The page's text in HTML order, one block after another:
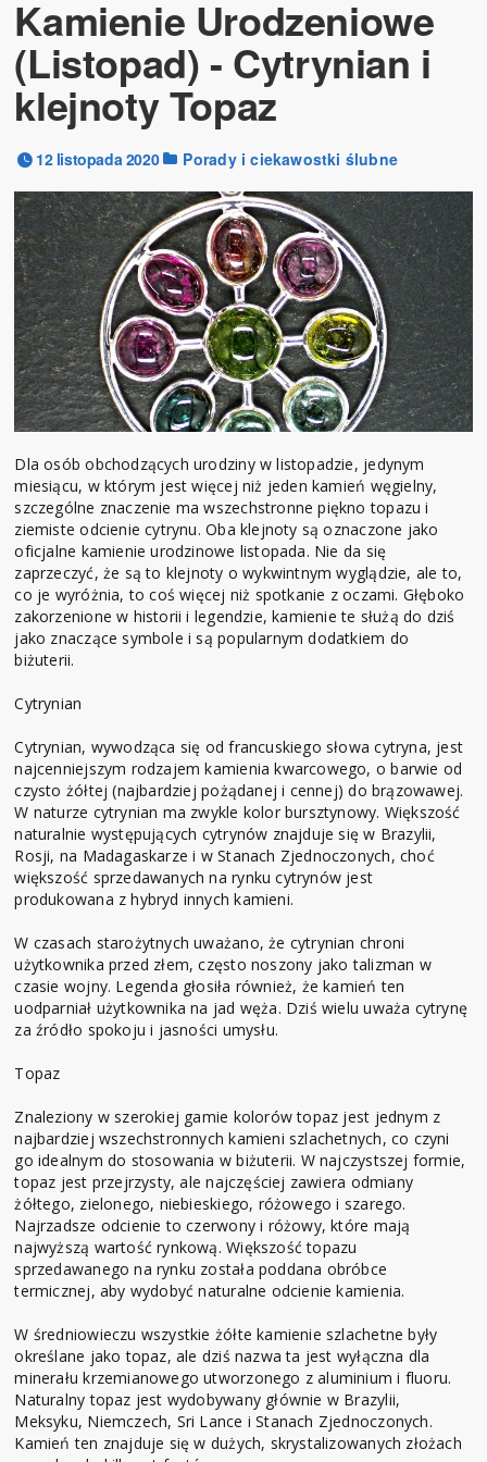
Kamienie Urodzeniowe
(Listopad) - Cytrynian i
klejnoty Topaz
12 listopada 2020 Porady i ciekawostki ślubne
Dla osób obchodzących urodziny w listopadzie, jedynym
miesiącu, w którym jest więcej niż jeden kamień węgielny,
szczególne znaczenie ma wszechstronne piękno topazu i
ziemiste odcienie cytrynu. Oba klejnoty są oznaczone jako
oficjalne kamienie urodzinowe listopada. Nie da się
zaprzeczyć, że są to klejnoty o wykwintnym wyglądzie, ale to,
co je wyróżnia, to coś więcej niż spotkanie z oczami. Głęboko
zakorzenione w historii i legendzie, kamienie te służą do dziś
jako znaczące symbole i są popularnym dodatkiem do
biżuterii.
Cytrynian
Cytrynian, wywodząca się od francuskiego słowa cytryna, jest
najcenniejszym rodzajem kamienia kwarcowego, o barwie od
czysto żółtej (najbardziej pożądanej i cennej) do brązowawej.
W naturze cytrynian ma zwykle kolor bursztynowy. Większość
naturalnie występujących cytrynów znajduje się w Brazylii,
Rosji, na Madagaskarze i w Stanach Zjednoczonych, choć
większość sprzedawanych na rynku cytrynów jest
produkowana z hybryd innych kamieni.
W czasach starożytnych uważano, że cytrynian chroni
użytkownika przed złem, często noszony jako talizman w
czasie wojny. Legenda głosiła również, że kamień ten
uodparniał użytkownika na jad węża. Dziś wielu uważa cytrynę
za źródło spokoju i jasności umysłu.
Topaz
Znaleziony w szerokiej gamie kolorów topaz jest jednym z
najbardziej wszechstronnych kamieni szlachetnych, co czyni
go idealnym do stosowania w biżuterii. W najczystszej formie,
topaz jest przejrzysty, ale najczęściej zawiera odmiany
żółtego, zielonego, niebieskiego, różowego i szarego.
Najrzadsze odcienie to czerwony i różowy, które mają
najwyższą wartość rynkową. Większość topazu
sprzedawanego na rynku została poddana obróbce
termicznej, aby wydobyć naturalne odcienie kamienia.
W średniowieczu wszystkie żółte kamienie szlachetne były
określane jako topaz, ale dziś nazwa ta jest wyłączna dla
minerału krzemianowego utworzonego z aluminium i fluoru.
Naturalny topaz jest wydobywany głównie w Brazylii,
Meksyku, Niemczech, Sri Lance i Stanach Zjednoczonych.
Kamień ten znajduje się w dużych, skrystalizowanych złożach